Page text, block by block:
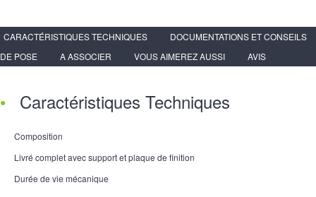
CARACTÉRISTIQUES TECHNIQUES
DOCUMENTATIONS ET CONSEILS
DE POSE
A ASSOCIER VOUS AIMEREZ AUSSI AVIS
Caractéristiques Techniques
Composition
Livré complet avec support et plaque de finition
Durée de vie mécanique